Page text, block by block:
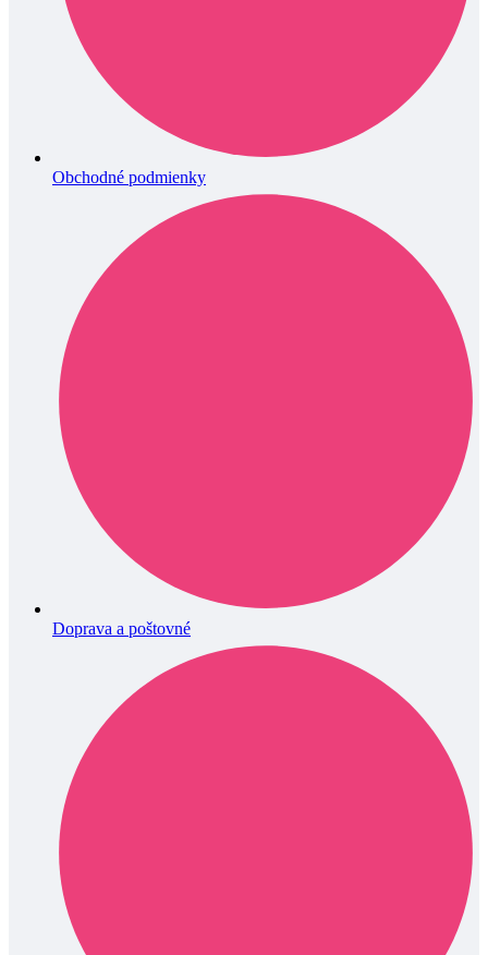
Obchodné podmienky
Doprava a poštovné